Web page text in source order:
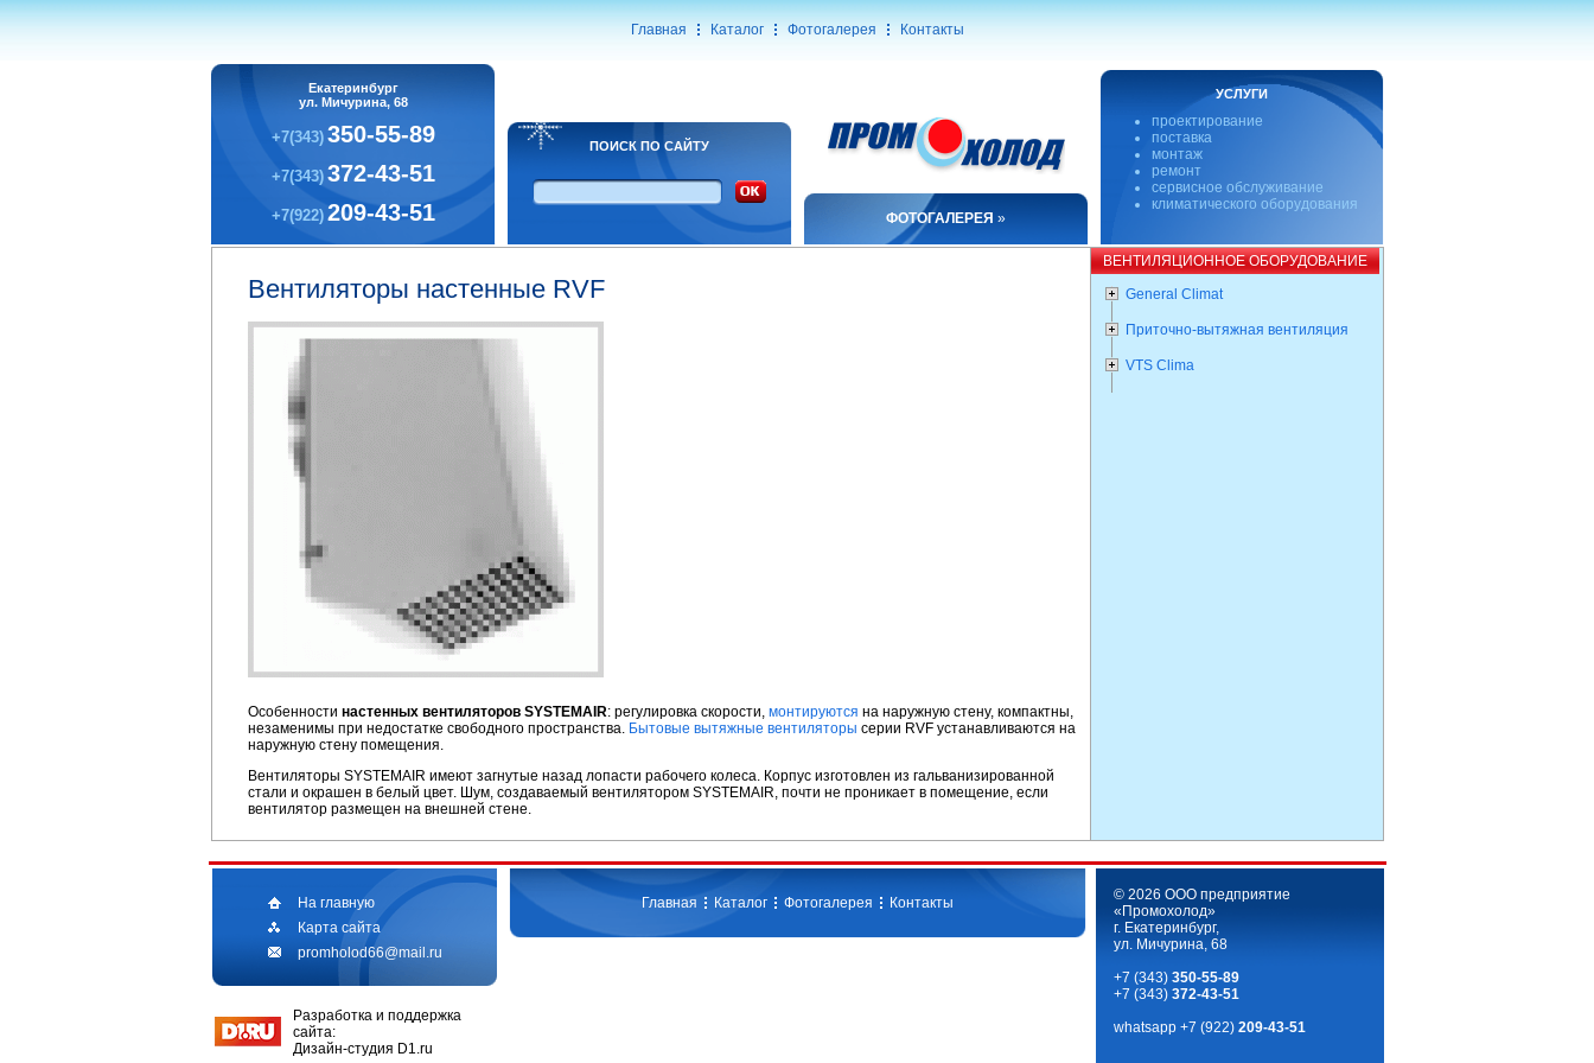
Главная Каталог Фотогалерея Контакты
Екатеринбург
ул. Мичурина, 68
+7(343) 350-55-89
+7(343) 372-43-51
+7(922) 209-43-51
ПОИСК ПО САЙТУ
ФОТОГАЛЕРЕЯ »
УСЛУГИ
проектирование
поставка
монтаж
ремонт
сервисное обслуживание
климатического оборудования
Вентиляторы настенные RVF
Особенности настенных вентиляторов SYSTEMAIR: регулировка скорости, монтируются на наружную стену, компактны,
незаменимы при недостатке свободного пространства. Бытовые вытяжные вентиляторы серии RVF устанавливаются на
наружную стену помещения.
Вентиляторы SYSTEMAIR имеют загнутые назад лопасти рабочего колеса. Корпус изготовлен из гальванизированной
стали и окрашен в белый цвет. Шум, создаваемый вентилятором SYSTEMAIR, почти не проникает в помещение, если
вентилятор размещен на внешней стене.
ВЕНТИЛЯЦИОННОЕ ОБОРУДОВАНИЕ
General Climat
Приточно-вытяжная вентиляция
VTS Clima
На главную
Карта сайта
promholod66@mail.ru
Главная Каталог Фотогалерея Контакты
© 2026 ООО предприятие
«Промохолод»
г. Екатеринбург,
ул. Мичурина, 68
+7 (343) 350-55-89
+7 (343) 372-43-51
whatsapp +7 (922) 209-43-51
Разработка и поддержка
сайта:
Дизайн-студия D1.ru